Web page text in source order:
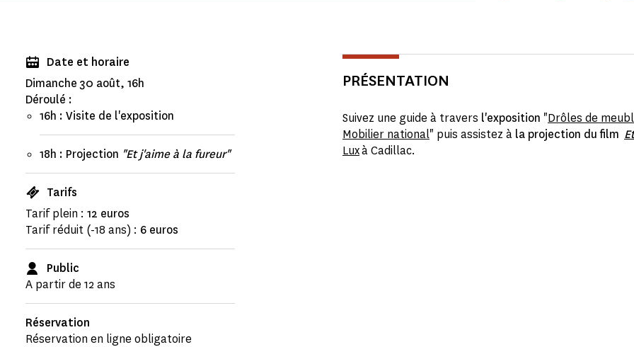
Date et horaire
Dimanche 30 août, 16h
Déroulé :
16h : Visite de l'exposition
18h : Projection "Et j'aime à la fureur"
Tarifs
Tarif plein : 12 euros
Tarif réduit (-18 ans) : 6 euros
Public
A partir de 12 ans
Réservation
Réservation en ligne obligatoire
PRÉSENTATION
Suivez une guide à travers l'exposition "Drôles de
Mobilier national" puis assistez à la projection du film
Luxà Cadillac.